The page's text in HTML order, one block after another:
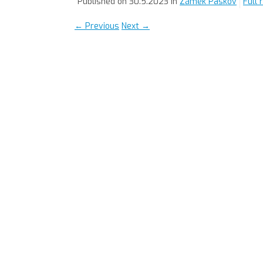
← Previous Next →